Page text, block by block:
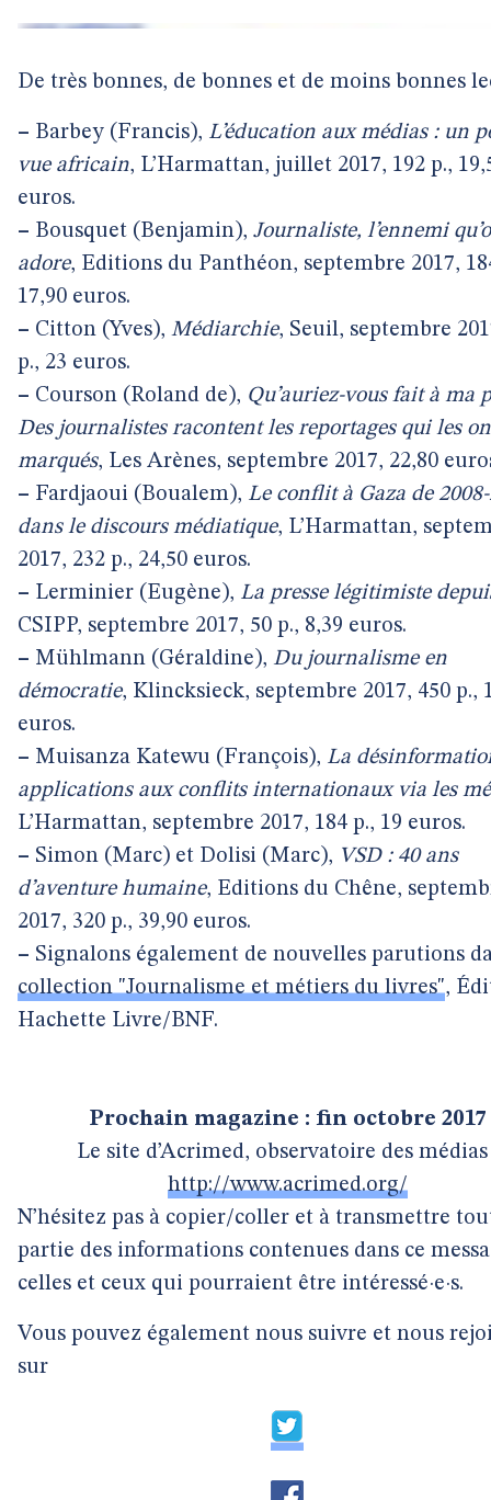
De très bonnes, de bonnes et de moins bonnes
– Barbey (Francis), L’éducation aux médias : un
vue africain, L’Harmattan, juillet 2017, 192 p.,
euros.
– Bousquet (Benjamin), Journaliste, l’ennemi
adore, Editions du Panthéon, septembre 2017,
17,90 euros.
– Citton (Yves), Médiarchie, Seuil, septembre
p., 23 euros.
– Courson (Roland de), Qu’auriez-vous fait à ma
Des journalistes racontent les reportages qui les
marqués, Les Arènes, septembre 2017, 22,80
– Fardjaoui (Boualem), Le conflit à Gaza de
dans le discours médiatique, L’Harmattan,
2017, 232 p., 24,50 euros.
– Lerminier (Eugène), La presse légitimiste
CSIPP, septembre 2017, 50 p., 8,39 euros.
– Mühlmann (Géraldine), Du journalisme en
démocratie, Klincksieck, septembre 2017, 450 p.,
euros.
– Muisanza Katewu (François), La
applications aux conflits internationaux via les
L’Harmattan, septembre 2017, 184 p., 19 euros.
– Simon (Marc) et Dolisi (Marc), VSD : 40 ans
d’aventure humaine, Editions du Chêne,
2017, 320 p., 39,90 euros.
– Signalons également de nouvelles parutions
collection "Journalisme et métiers du livres",
Hachette Livre/BNF.
Prochain magazine : fin octobre 2017
Le site d’Acrimed, observatoire des médias
http://www.acrimed.org/
N’hésitez pas à copier/coller et à transmettre
partie des informations contenues dans ce
celles et ceux qui pourraient être intéressé·e·s.
Vous pouvez également nous suivre et nous
sur